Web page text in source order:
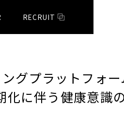
RECRUIT
グプラットフォー
化に伴う健康意識